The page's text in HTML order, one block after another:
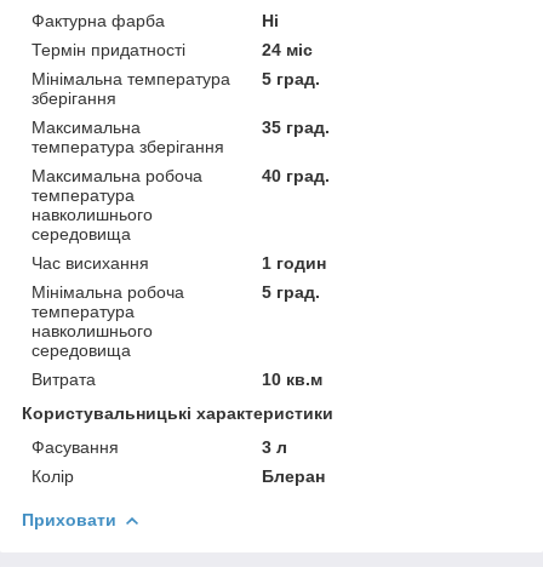
Фактурна фарба
Ні
Термін придатності
24 міс
Мінімальна температура
зберігання
5 град.
Максимальна
температура зберігання
35 град.
Максимальна робоча
температура
навколишнього
середовища
40 град.
Час висихання
1 годин
Мінімальна робоча
температура
навколишнього
середовища
5 град.
Витрата
10 кв.м
Користувальницькі характеристики
Фасування
3 л
Колір
Блеран
Приховати